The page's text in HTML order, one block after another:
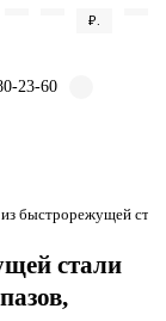
₽.
23-60
быстрорежущей
стали